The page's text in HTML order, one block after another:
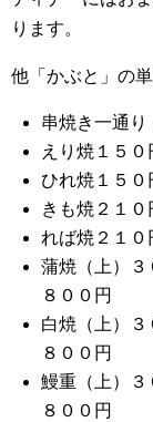
ります。
他「かぶと」の
串焼き一通り
えり焼１５０
ひれ焼１５０
きも焼２１０
れば焼２１０
蒲焼（上）３
８００円
白焼（上）３
８００円
鰻重（上）３
８００円